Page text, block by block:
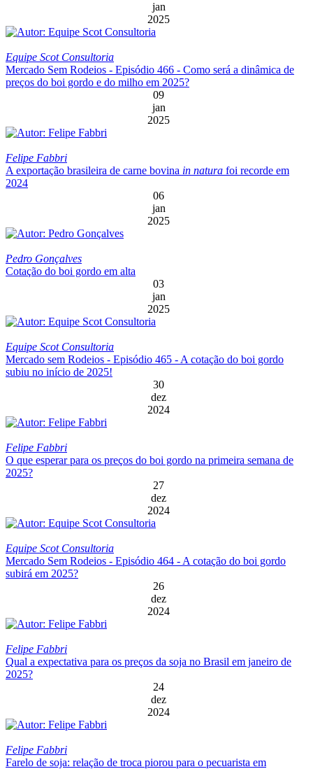
jan
2025
Equipe Scot Consultoria
Mercado Sem Rodeios - Episódio 466 - Como será a dinâmica de
preços do boi gordo e do milho em 2025?
09
jan
2025
Felipe Fabbri
A exportação brasileira de carne bovina in natura foi recorde em
2024
06
jan
2025
Pedro Gonçalves
Cotação do boi gordo em alta
03
jan
2025
Equipe Scot Consultoria
Mercado sem Rodeios - Episódio 465 - A cotação do boi gordo
subiu no início de 2025!
30
dez
2024
Felipe Fabbri
O que esperar para os preços do boi gordo na primeira semana de
2025?
27
dez
2024
Equipe Scot Consultoria
Mercado Sem Rodeios - Episódio 464 - A cotação do boi gordo
subirá em 2025?
26
dez
2024
Felipe Fabbri
Qual a expectativa para os preços da soja no Brasil em janeiro de
2025?
24
dez
2024
Felipe Fabbri
Farelo de soja: relação de troca piorou para o pecuarista em